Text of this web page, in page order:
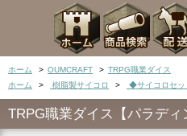
ホーム > OUMCRAFT > TRPG職業ダイス
ホーム
> 樹脂製サイコロ > ◆サイコロセッ
TRPG職業ダイス【パラディ